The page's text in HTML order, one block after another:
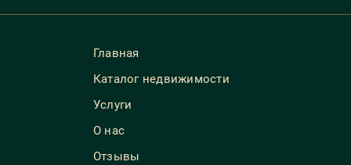
Главная
Каталог недвижимости
Услуги
О нас
Отзывы